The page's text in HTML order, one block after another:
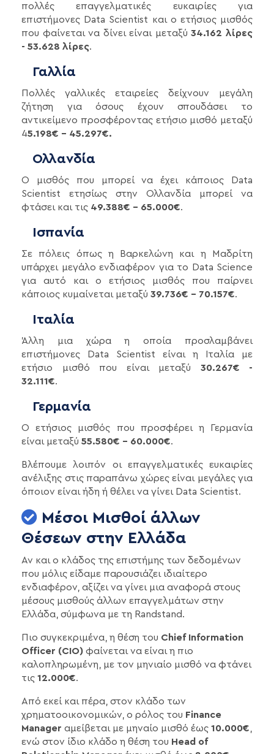
πολλές επαγγελματικές ευκαιρίες για
επιστήμονες Data Scientist και ο ετήσιος μισθός
που φαίνεται να δίνει είναι μεταξύ34.162 λίρες
- 53.628 λίρες.
Γαλλία
Πολλές γαλλικές εταιρείες δείχνουν μεγάλη
ζήτηση για όσους έχουν σπουδάσει το
αντικείμενο προσφέροντας ετήσιο μισθό μεταξύ
45.198€ - 45.297€.
Ολλανδία
Ο μισθός που μπορεί να έχει κάποιος Data
Scientist ετησίως στην Ολλανδία μπορεί να
φτάσει και τις 49.388€ - 65.000€.
Ισπανία
Σε πόλεις όπως η Βαρκελώνη και η Μαδρίτη
υπάρχει μεγάλο ενδιαφέρον για το Data Science
για αυτό και ο ετήσιος μισθός που παίρνει
κάποιος κυμαίνεται μεταξύ 39.736€ - 70.157€.
Ιταλία
Άλλη μια χώρα η οποία προσλαμβάνει
επιστήμονες Data Scientist είναι η Ιταλία με
ετήσιο μισθό που είναι μεταξύ 30.267€ -
32.111€.
Γερμανία
Ο ετήσιος μισθός που προσφέρει η Γερμανία
είναι μεταξύ 55.580€ - 60.000€.
Βλέπουμε λοιπόν οι επαγγελματικές ευκαιρίες
ανέλιξης στις παραπάνω χώρες είναι μεγάλες για
όποιον είναι ήδη ή θέλει να γίνει Data Scientist.
Μέσοι Μισθοί άλλων
Θέσεων στην Ελλάδα
Αν και ο κλάδος της επιστήμης των δεδομένων
που μόλις είδαμε παρουσιάζει ιδιαίτερο
ενδιαφέρον, αξίζει να γίνει μια αναφορά στους
μέσους μισθούς άλλων επαγγελμάτων στην
Ελλάδα, σύμφωνα με τη Randstand.
Πιο συγκεκριμένα, η θέση του Chief Information
Officer (CIO) φαίνεται να είναι η πιο
καλοπληρωμένη, με τον μηνιαίο μισθό να φτάνει
τις 12.000€.
Από εκεί και πέρα, στον κλάδο των
χρηματοοικονομικών, ο ρόλος του Finance
Manager αμείβεται με μηναίο μισθό έως 10.000€
ενώ στον ίδιο κλάδο η θέση του Head of